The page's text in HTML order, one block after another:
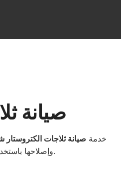
صيانة
خدمة صيانة ثلاجات الكتروستار
وإصلاحها باستخدام قطع غيار أصلية مع ضمان معتمد. نصل إليك في أسرع وقت داخل منطقة شيراتون المطار وجميع أنحاء القاهرة لضمان أداء مثالي وثبات في التبريد.